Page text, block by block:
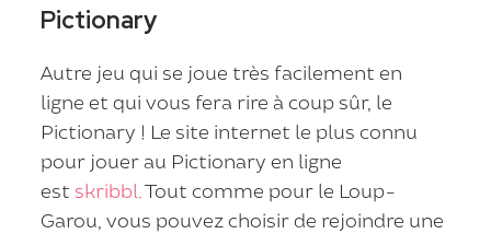
Pictionary
Autre jeu qui se joue très facilement en
ligne et qui vous fera rire à coup sûr, le
Pictionary ! Le site internet le plus connu
pour jouer au Pictionary en ligne
est skribbl. Tout comme pour le Loup-
Garou, vous pouvez choisir de rejoindre une